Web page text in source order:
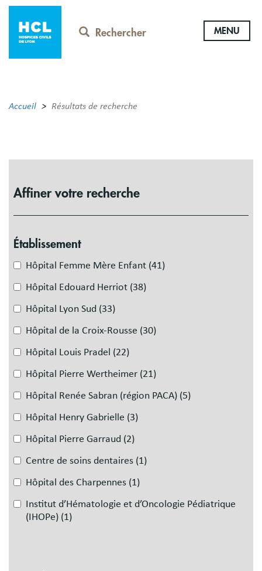
Aller
contenu
principal
Rechercher MENU
Accueil Résultats de recherche
Affiner votre recherche
Établissement
Hôpital Femme Mère Enfant (41)
Hôpital Edouard Herriot (38)
Hôpital Lyon Sud (33)
Hôpital de la Croix-Rousse (30)
Hôpital Louis Pradel (22)
Hôpital Pierre Wertheimer (21)
Hôpital Renée Sabran (région PACA) (5)
Hôpital Henry Gabrielle (3)
Hôpital Pierre Garraud (2)
Centre de soins dentaires (1)
Hôpital des Charpennes (1)
Institut d’Hématologie et d’Oncologie Pédiatrique
(IHOPe) (1)